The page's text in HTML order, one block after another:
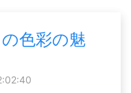
色彩の魅